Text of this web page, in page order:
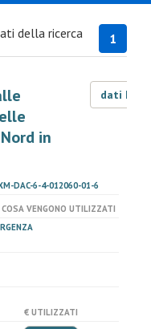
1
della ricerca
in
dati LOD
DAC-6-4-012060-01-6
COSA VENGONO UTILIZZATI
€ UTILIZZATI